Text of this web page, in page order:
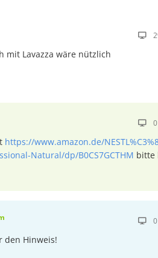
mit Lavazza wäre nützlich
https://www.amazon.de/
Natural/dp/B0CS7GCTHM bitte
den Hinweis!